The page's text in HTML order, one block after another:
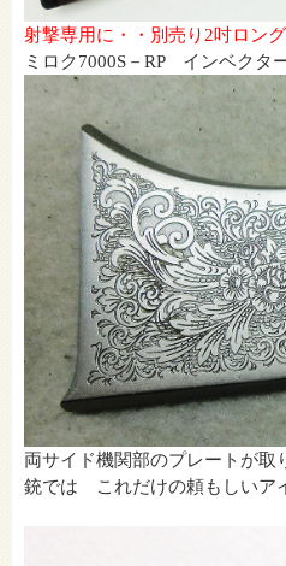
射撃専用に・・別売り2吋ロン
ミロク7000S－RP インベクタ
両サイド機関部のプレートが
銃では これだけの頼もしいア